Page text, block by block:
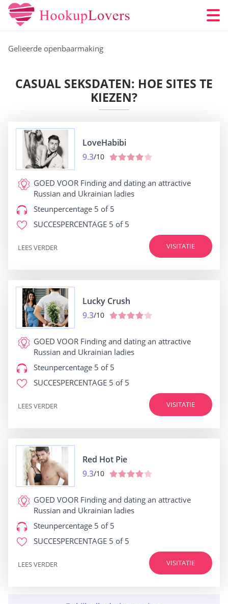
Gelieerde openbaarmaking
CASUAL SEKSDATEN: HOE SITES TE
KIEZEN?
LoveHabibi
9.3/10
GOED VOOR Finding and dating an attractive
Russian and Ukrainian ladies
Steunpercentage 5 of 5
SUCCESPERCENTAGE 5 of 5
VISITATIE
LEES VERDER
Lucky Crush
9.3/10
GOED VOOR Finding and dating an attractive
Russian and Ukrainian ladies
Steunpercentage 5 of 5
SUCCESPERCENTAGE 5 of 5
VISITATIE
LEES VERDER
Red Hot Pie
9.3/10
GOED VOOR Finding and dating an attractive
Russian and Ukrainian ladies
Steunpercentage 5 of 5
SUCCESPERCENTAGE 5 of 5
VISITATIE
LEES VERDER